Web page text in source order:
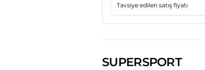
Tavsiye edilen satış fiyatı
SUPERSPORT